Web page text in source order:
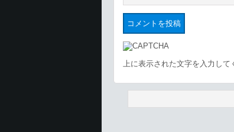
上に表示された文字を入力して